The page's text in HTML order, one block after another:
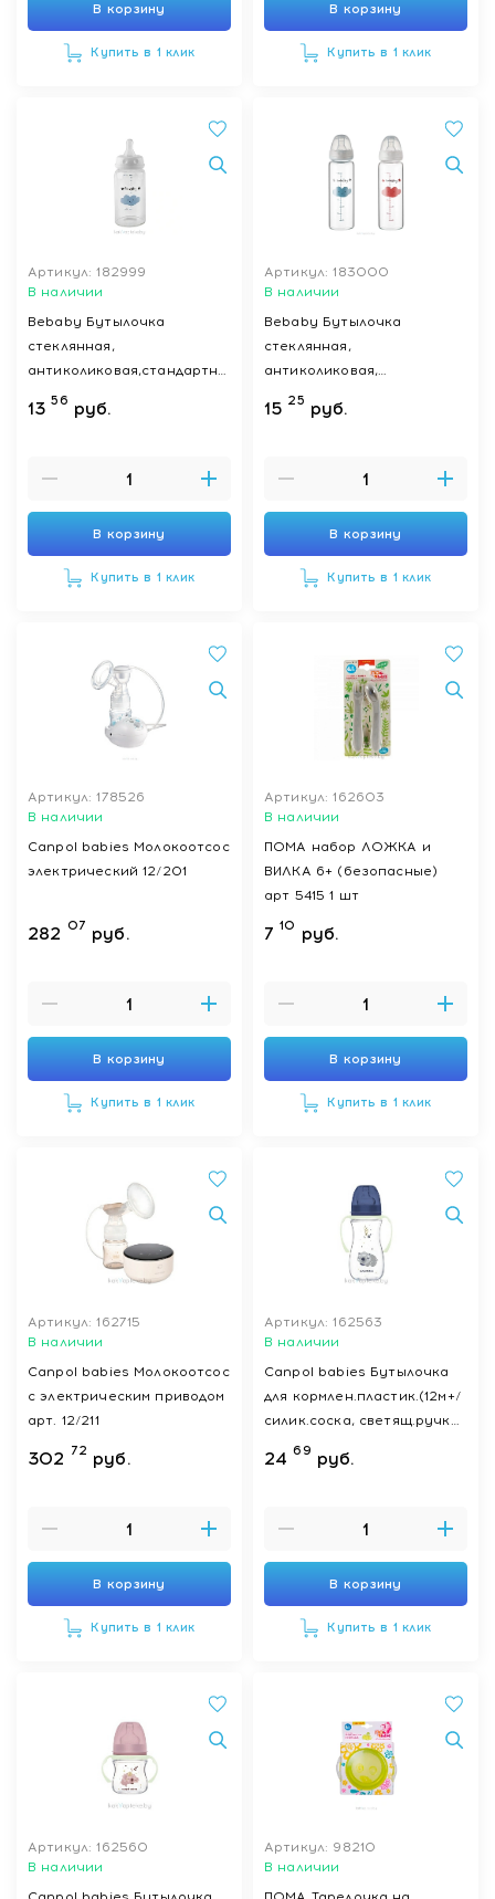
В корзину
Купить в 1 клик
В корзину
Купить в 1 клик
Артикул: 182999
В наличии
Bebaby Бутылочка
стеклянная,
антиколиковая,стандартное
горлышко, в комплекте
силиконовая соска с
мес+ (голубой, розовый),
арт.R-05B/150, 150 мл
13 56 руб.
В корзину
Купить в 1 клик
Артикул: 183000
В наличии
Bebaby Бутылочка
стеклянная,
антиколиковая,
стандартное горлышко, в
комплекте силиконовая
(голубой, розовый), арт.R-
05B/240, 240 мл
15 25 руб.
В корзину
Купить в 1 клик
Артикул: 178526
В наличии
Canpol babies Молокоотсос
электрический 12/201
282 07 руб.
В корзину
Купить в 1 клик
Артикул: 162603
В наличии
ПОМА набор ЛОЖКА и
ВИЛКА 6+ (безопасные)
арт 5415 1 шт
7 10 руб.
В корзину
Купить в 1 клик
Артикул: 162715
В наличии
Canpol babies Молокоотсос
с электрическим приводом
арт. 12/211
302 72 руб.
В корзину
Купить в 1 клик
Артикул: 162563
В наличии
Canpol babies Бутылочка
для кормлен.пластик.(12м+/
силик.соска, светящ.ручки)
300 мл, арт. 35/238_blu
24 69 руб.
В корзину
Купить в 1 клик
Артикул: 162560
В наличии
Артикул: 98210
В наличии